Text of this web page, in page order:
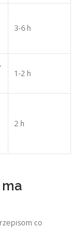
3-6 h
1-2 h
2 h
co